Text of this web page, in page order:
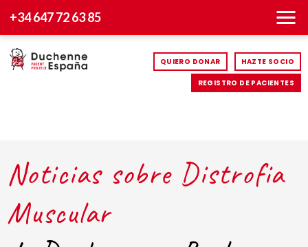
+34 647 72 63 85
QUIERO DONAR HAZTE SOCIO
REGISTRO DE PACIENTES
Noticias sobre Distrofia
Muscular